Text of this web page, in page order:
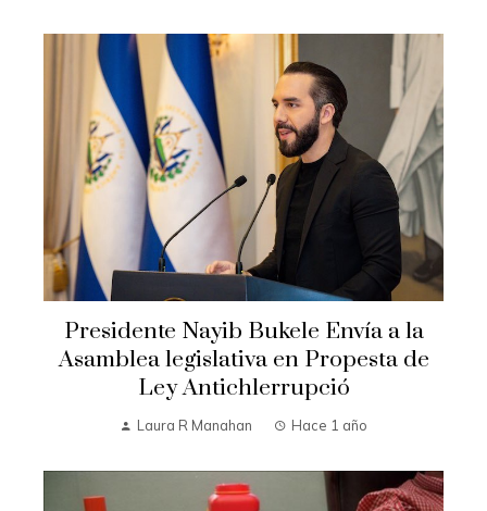
Presidente Nayib Bukele Envía a la
Asamblea legislativa en Propesta de
Ley Antichlerrupció
Laura R Manahan Hace 1 año